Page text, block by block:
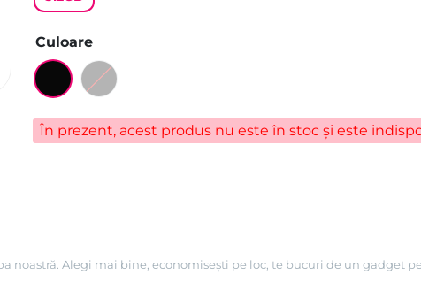
Culoare
În prezent, acest produs nu este în stoc și este
Alegi mai bine, economisești pe loc, te bucuri de un gadget